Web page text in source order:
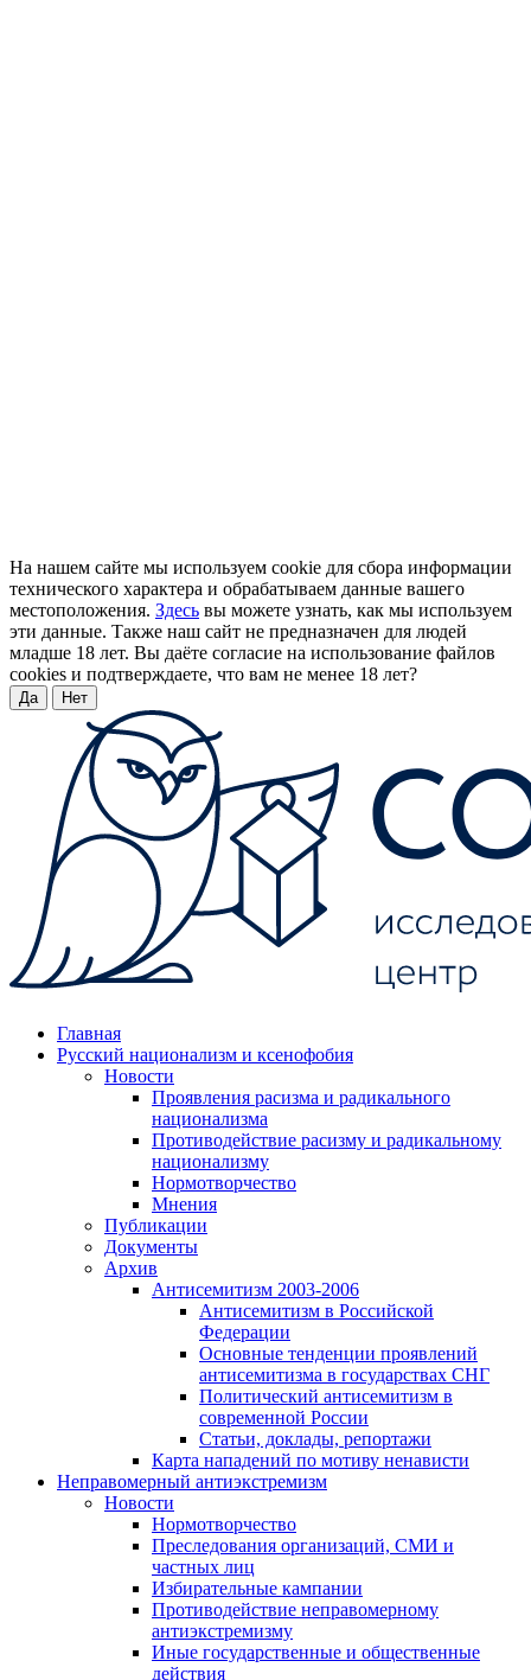
На нашем сайте мы используем cookie для сбора информации
технического характера и обрабатываем данные вашего
местоположения. Здесь вы можете узнать, как мы используем
эти данные. Также наш сайт не предназначен для людей
младше 18 лет. Вы даёте согласие на использование файлов
cookies и подтверждаете, что вам не менее 18 лет?
Да Нет
Главная
Русский национализм и ксенофобия
Новости
Проявления расизма и радикального
национализма
Противодействие расизму и радикальному
национализму
Нормотворчество
Мнения
Публикации
Документы
Архив
Антисемитизм 2003-2006
Антисемитизм в Российской
Федерации
Основные тенденции проявлений
антисемитизма в государствах СНГ
Политический антисемитизм в
современной России
Статьи, доклады, репортажи
Карта нападений по мотиву ненависти
Неправомерный антиэкстремизм
Новости
Нормотворчество
Преследования организаций, СМИ и
частных лиц
Избирательные кампании
Противодействие неправомерному
антиэкстремизму
Иные государственные и общественные
действия